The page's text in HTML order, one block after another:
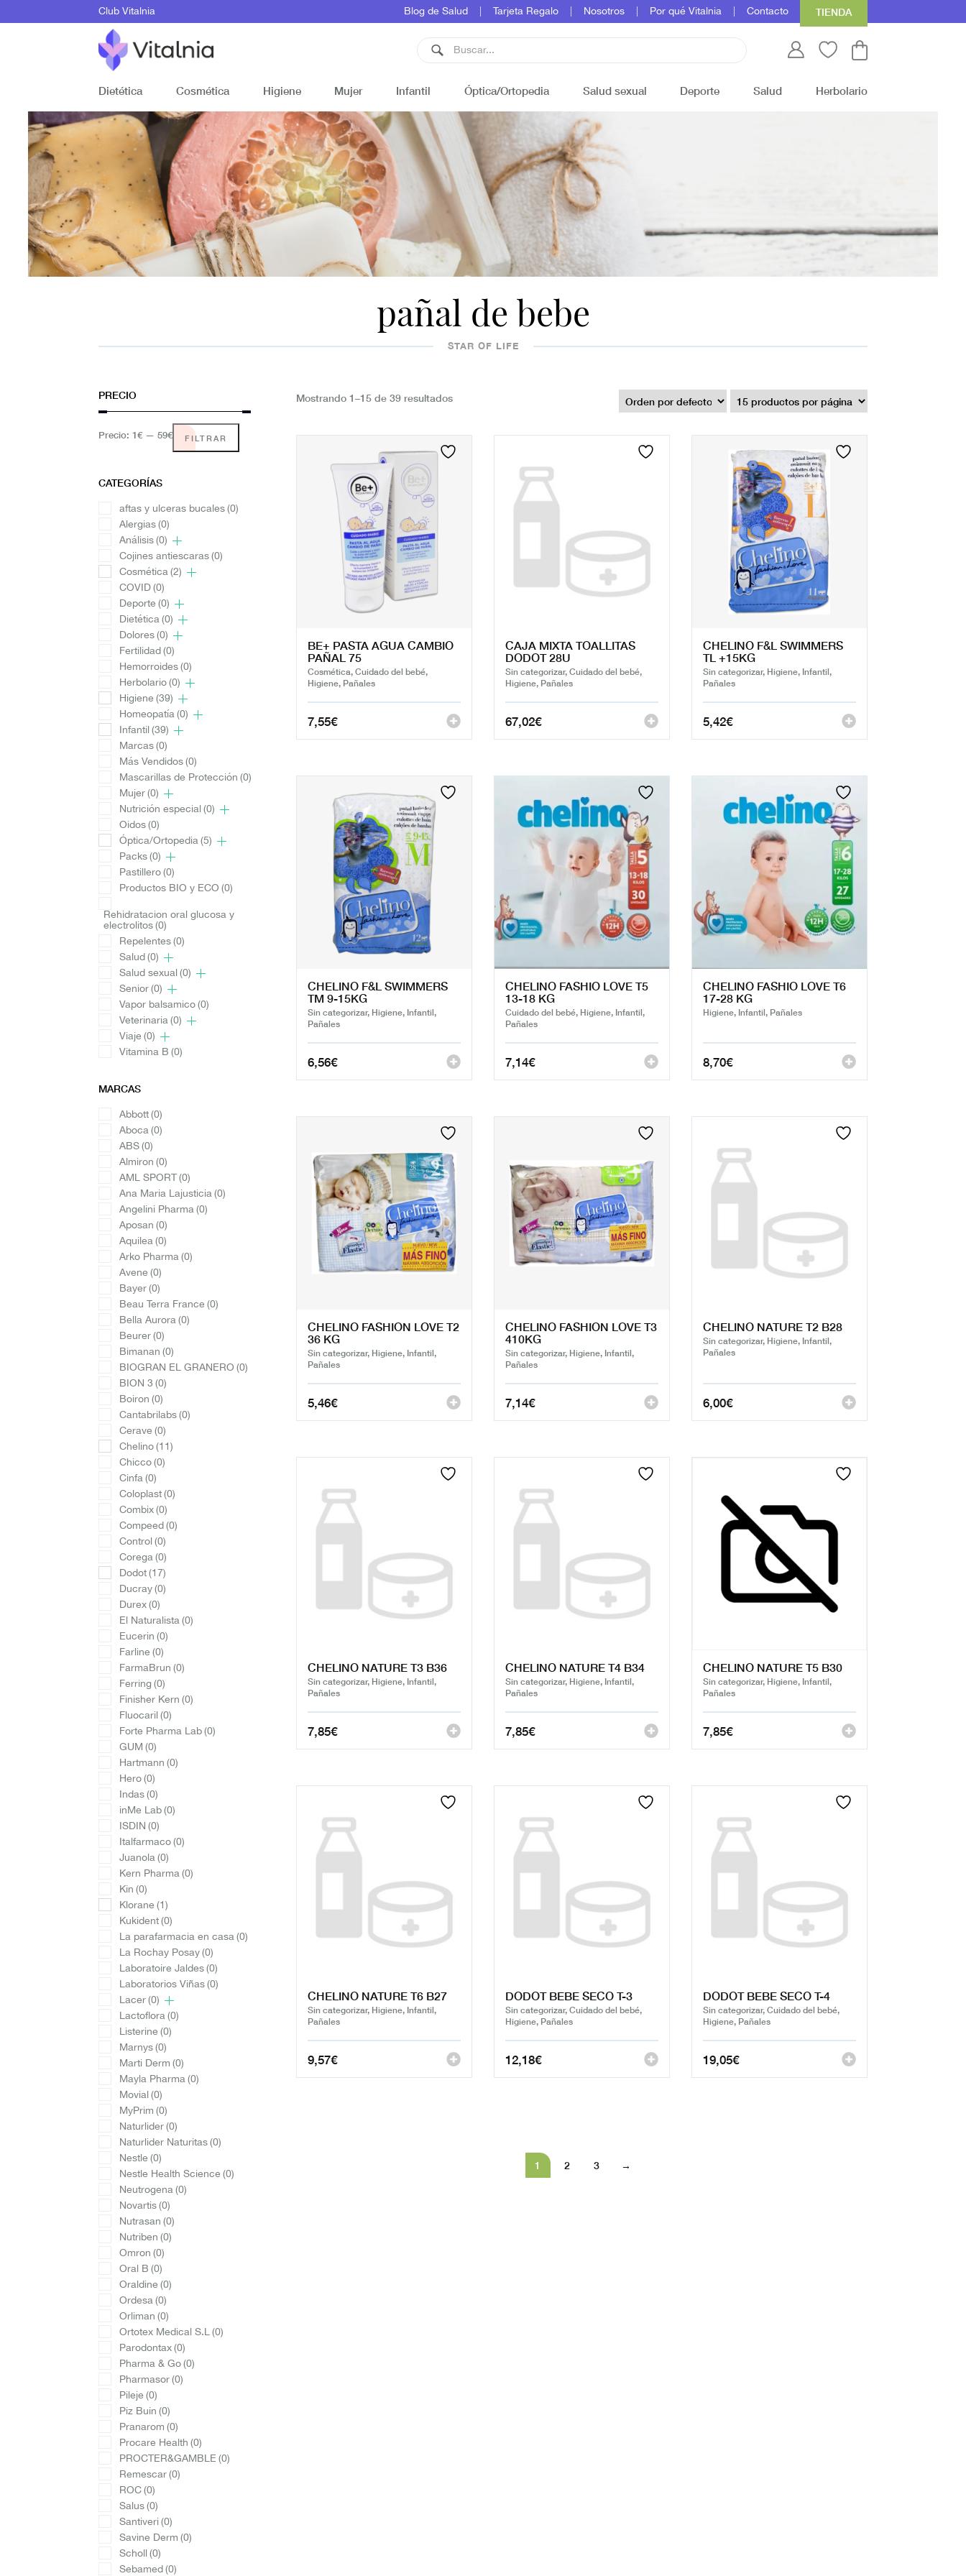
Club Vitalnia Blog de Salud Tarjeta Regalo Nosotros Por qué Vitalnia Contacto TIENDA
Dietética Cosmética Higiene Mujer Infantil Óptica/Ortopedia Salud sexual Deporte Salud Herbolario
pañal de bebe
STAR OF LIFE
PRECIO
FILTRAR
Precio: 1€ — 59€
CATEGORÍAS
aftas y ulceras bucales(0)
Alergias(0)
Análisis(0)
Cojines antiescaras(0)
Cosmética(2)
COVID(0)
Deporte(0)
Dietética(0)
Dolores(0)
Fertilidad(0)
Hemorroides(0)
Herbolario(0)
Higiene(39)
Homeopatía(0)
Infantil(39)
Marcas(0)
Más Vendidos(0)
Mascarillas de Protección(0)
Mujer(0)
Nutrición especial(0)
Oidos(0)
Óptica/Ortopedia(5)
Packs(0)
Pastillero(0)
Productos BIO y ECO(0)
Rehidratacion oral glucosa y
electrolitos(0)
Repelentes(0)
Salud(0)
Salud sexual(0)
Senior(0)
Vapor balsamico(0)
Veterinaria(0)
Viaje(0)
Vitamina B(0)
MARCAS
Abbott(0)
Aboca(0)
ABS(0)
Almiron(0)
AML SPORT(0)
Ana Maria Lajusticia(0)
Angelini Pharma(0)
Aposan(0)
Aquilea(0)
Arko Pharma(0)
Avene(0)
Bayer(0)
Beau Terra France(0)
Bella Aurora(0)
Beurer(0)
Bimanan(0)
BIOGRAN EL GRANERO(0)
BION 3(0)
Boiron(0)
Cantabrilabs(0)
Cerave(0)
Chelino(11)
Chicco(0)
Cinfa(0)
Coloplast(0)
Combix(0)
Compeed(0)
Control(0)
Corega(0)
Dodot(17)
Ducray(0)
Durex(0)
El Naturalista(0)
Eucerin(0)
Farline(0)
FarmaBrun(0)
Ferring(0)
Finisher Kern(0)
Fluocaril(0)
Forte Pharma Lab(0)
GUM(0)
Hartmann(0)
Hero(0)
Indas(0)
inMe Lab(0)
ISDIN(0)
Italfarmaco(0)
Juanola(0)
Kern Pharma(0)
Kin(0)
Klorane(1)
Kukident(0)
La parafarmacia en casa(0)
La Rochay Posay(0)
Laboratoire Jaldes(0)
Laboratorios Viñas(0)
Lacer(0)
Lactoflora(0)
Listerine(0)
Marnys(0)
Marti Derm(0)
Mayla Pharma(0)
Movial(0)
MyPrim(0)
Naturlider(0)
Naturlider Naturitas(0)
Nestle(0)
Nestle Health Science(0)
Neutrogena(0)
Novartis(0)
Nutrasan(0)
Nutriben(0)
Omron(0)
Oral B(0)
Oraldine(0)
Ordesa(0)
Orliman(0)
Ortotex Medical S.L(0)
Parodontax(0)
Pharma & Go(0)
Pharmasor(0)
Pileje(0)
Piz Buin(0)
Pranarom(0)
Procare Health(0)
PROCTER&GAMBLE(0)
Remescar(0)
ROC(0)
Salus(0)
Santiveri(0)
Savine Derm(0)
Scholl(0)
Sebamed(0)
Mostrando 1–15 de 39 resultados
BE+ PASTA AGUA CAMBIO
PAÑAL 75
Cosmética, Cuidado del bebé,
Higiene, Pañales
7,55€
CAJA MIXTA TOALLITAS
DODOT 28U
Sin categorizar, Cuidado del bebé,
Higiene, Pañales
67,02€
CHELINO F&L SWIMMERS
TL +15KG
Sin categorizar, Higiene, Infantil,
Pañales
5,42€
CHELINO F&L SWIMMERS
TM 9-15KG
Sin categorizar, Higiene, Infantil,
Pañales
6,56€
CHELINO FASHIO LOVE T5
13-18 KG
Cuidado del bebé, Higiene, Infantil,
Pañales
7,14€
CHELINO FASHIO LOVE T6
17-28 KG
Higiene, Infantil, Pañales
8,70€
CHELINO FASHION LOVE T2
36 KG
Sin categorizar, Higiene, Infantil,
Pañales
5,46€
CHELINO FASHION LOVE T3
410KG
Sin categorizar, Higiene, Infantil,
Pañales
7,14€
CHELINO NATURE T2 B28
Sin categorizar, Higiene, Infantil,
Pañales
6,00€
CHELINO NATURE T3 B36
Sin categorizar, Higiene, Infantil,
Pañales
7,85€
CHELINO NATURE T4 B34
Sin categorizar, Higiene, Infantil,
Pañales
7,85€
CHELINO NATURE T5 B30
Sin categorizar, Higiene, Infantil,
Pañales
7,85€
CHELINO NATURE T6 B27
Sin categorizar, Higiene, Infantil,
Pañales
9,57€
DODOT BEBE SECO T-3
Sin categorizar, Cuidado del bebé,
Higiene, Pañales
12,18€
DODOT BEBE SECO T-4
Sin categorizar, Cuidado del bebé,
Higiene, Pañales
19,05€
1 2 3 →